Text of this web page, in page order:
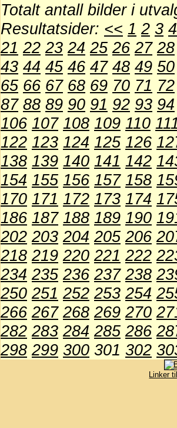
Totalt antall bilder i
Resultatsider: << 1 2 3 4
21 22 23 24 25 26 27 28
43 44 45 46 47 48 49 50
65 66 67 68 69 70 71 72
87 88 89 90 91 92 93 94
106 107 108 109 110
122 123 124 125 126
138 139 140 141 142
154 155 156 157 158
170 171 172 173 174
186 187 188 189 190
202 203 204 205 206
218 219 220 221 222
234 235 236 237 238
250 251 252 253 254
266 267 268 269 270
282 283 284 285 286
298 299 300 301 302
Linker